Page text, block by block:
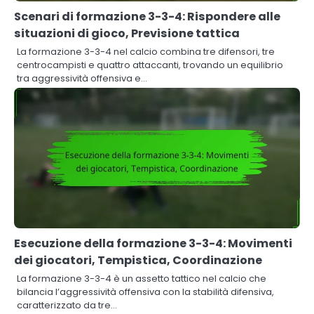
Scenari di formazione 3-3-4: Rispondere alle
situazioni di gioco, Previsione tattica
La formazione 3-3-4 nel calcio combina tre difensori, tre
centrocampisti e quattro attaccanti, trovando un equilibrio
tra aggressività offensiva e…
Esecuzione della formazione 3-3-4: Movimenti
dei giocatori, Tempistica, Coordinazione
La formazione 3-3-4 è un assetto tattico nel calcio che
bilancia l’aggressività offensiva con la stabilità difensiva,
caratterizzato da tre…